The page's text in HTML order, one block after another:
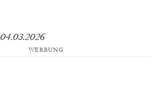
04.03.2026
WERBUNG